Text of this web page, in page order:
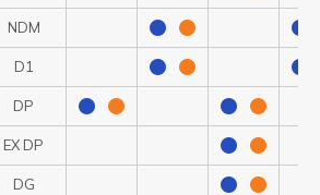
NDM
D1
DP
EX DP
DG